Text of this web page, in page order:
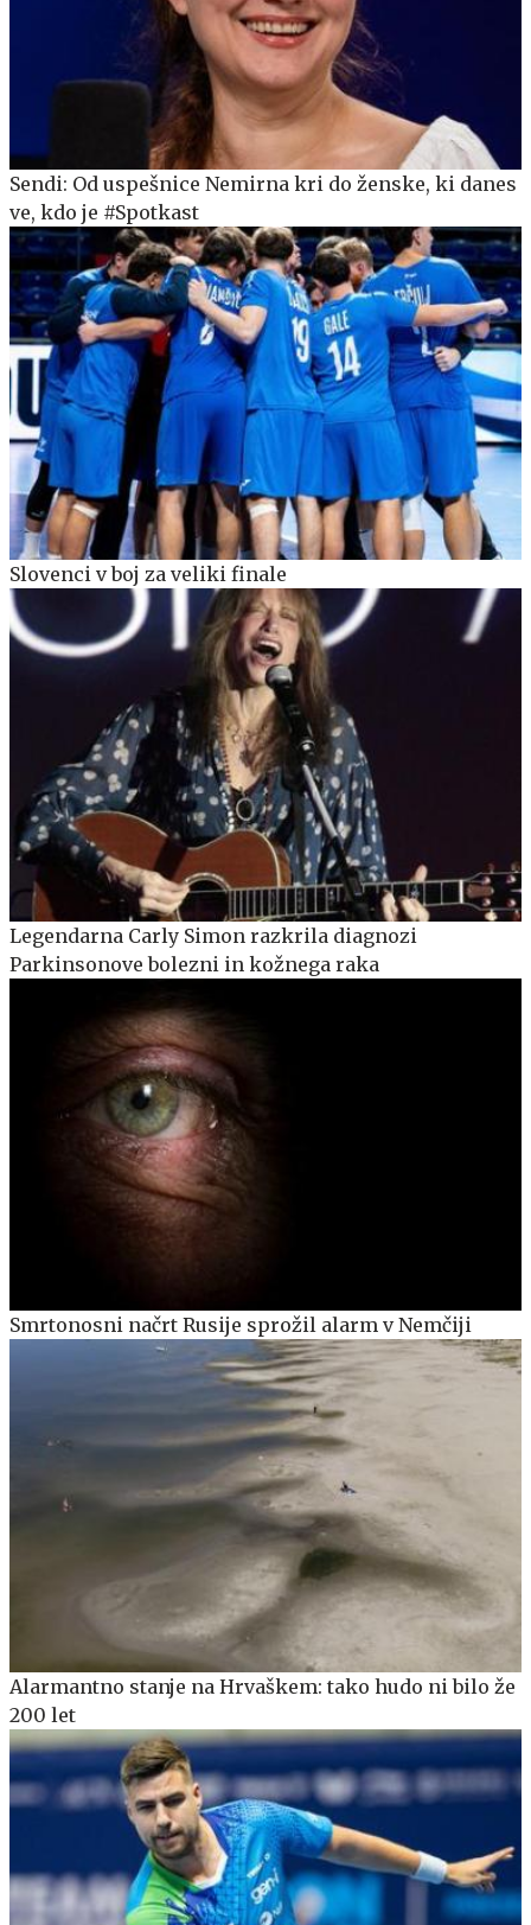
Sendi: Od uspešnice Nemirna kri do ženske, ki danes
ve, kdo je #Spotkast
Slovenci v boj za veliki finale
Legendarna Carly Simon razkrila diagnozi
Parkinsonove bolezni in kožnega raka
Smrtonosni načrt Rusije sprožil alarm v Nemčiji
Alarmantno stanje na Hrvaškem: tako hudo ni bilo že
200 let